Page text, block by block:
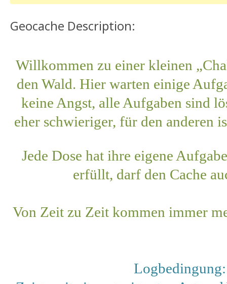
Geocache Description:
Willkommen zu einer kleinen
den Wald. Hier warten einige
keine Angst, alle Aufgaben sind
eher schwieriger, für den anderen
Jede Dose hat ihre eigene
erfüllt, darf den Cache
Von Zeit zu Zeit kommen immer
Logbedingung: